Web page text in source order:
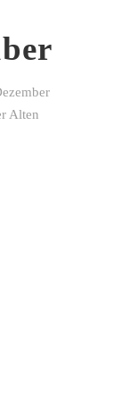
Alten